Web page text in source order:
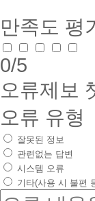
만족도 평
0/5
오류제보
오류 유형
잘못된 정보
관련없는 답변
시스템 오류
기타(사용 시 불편